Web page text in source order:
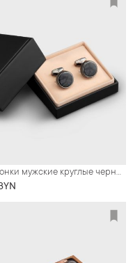
Запонки мужские круглые черные, имитация камня